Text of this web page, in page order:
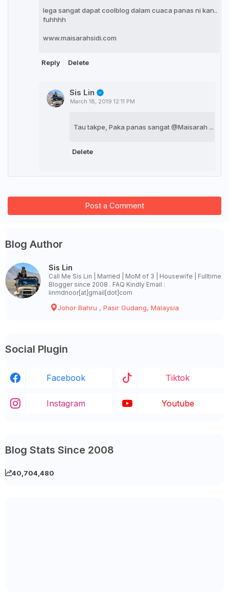
lega sangat dapat coolblog dalam cuaca panas ni kan..
fuhhhh
www.maisarahsidi.com
Reply Delete
Sis Lin
March 18, 2019 12:11 PM
Tau takpe, Paka panas sangat @Maisarah ...
Delete
Post a Comment
Blog Author
Sis Lin
Call Me Sis Lin | Married | MoM of 3 | Housewife | Fulltime
Blogger since 2008 . FAQ Kindly Email :
linmdnoor[at]gmail[dot]com
Johor Bahru , Pasir Gudang, Malaysia
Social Plugin
Facebook Tiktok
Instagram Youtube
Blog Stats Since 2008
40,704,480